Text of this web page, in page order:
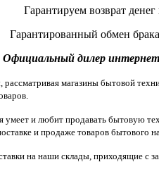
Гарантируем возврат
Гарантированный обмен
Официальный дилер
магазины бытовой
и любит продавать бытовую
и продаже товаров бытового
на наши склады, приходящие